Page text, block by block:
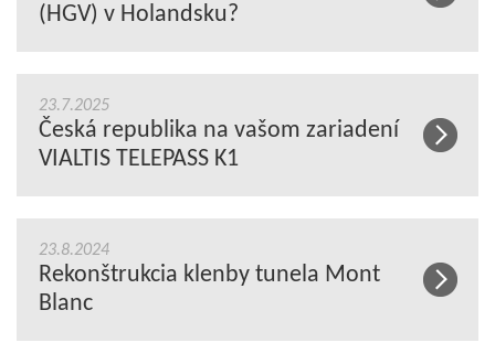
(HGV) v Holandsku?
23.7.2025
Česká republika na vašom zariadení
VIALTIS TELEPASS K1
23.8.2024
Rekonštrukcia klenby tunela Mont
Blanc